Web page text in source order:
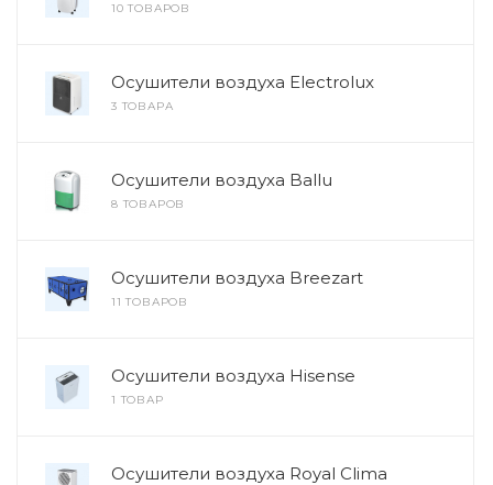
10 ТОВАРОВ
Осушители воздуха Electrolux
3 ТОВАРА
Осушители воздуха Ballu
8 ТОВАРОВ
Осушители воздуха Breezart
11 ТОВАРОВ
Осушители воздуха Hisense
1 ТОВАР
Осушители воздуха Royal Clima